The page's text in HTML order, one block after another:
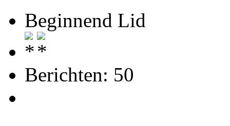
Beginnend Lid
Berichten: 50